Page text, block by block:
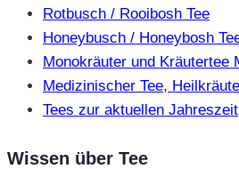
Rotbusch / Rooibosh Tee
Honeybusch / Honeybosh
Monokräuter und Kräutertee
Medizinischer Tee,
Tees zur aktuellen Jahreszeit
Wissen über Tee